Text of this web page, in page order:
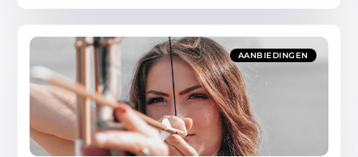
AANBIEDINGEN